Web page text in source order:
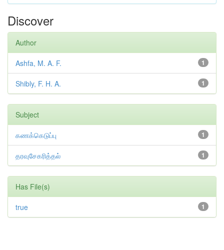
Discover
Author
1
Ashfa, M. A. F.
1
Shibly, F. H. A.
Subject
1
கணக்கெடுப்பு
1
தரவுசேகரித்தல்
Has File(s)
1
true